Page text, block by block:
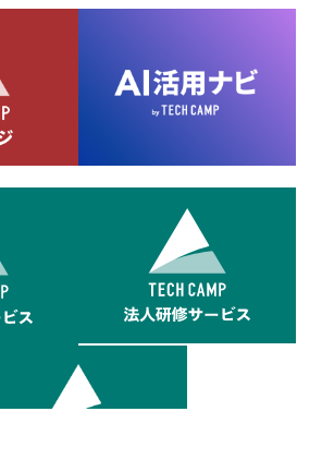
するデータ・マネジメント・プラットフォ
り収集されたウェブの閲覧機歴及びその分
れをお客様の個人データと結びつけた上
的で利用いたします。